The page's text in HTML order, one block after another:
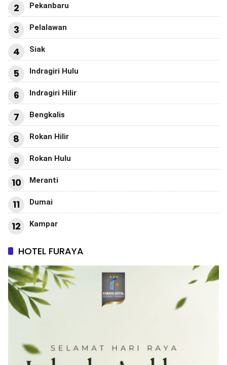
2 Pekanbaru
3 Pelalawan
4 Siak
5 Indragiri Hulu
6 Indragiri Hilir
7 Bengkalis
8 Rokan Hilir
9 Rokan Hulu
10 Meranti
11 Dumai
12 Kampar
HOTEL FURAYA